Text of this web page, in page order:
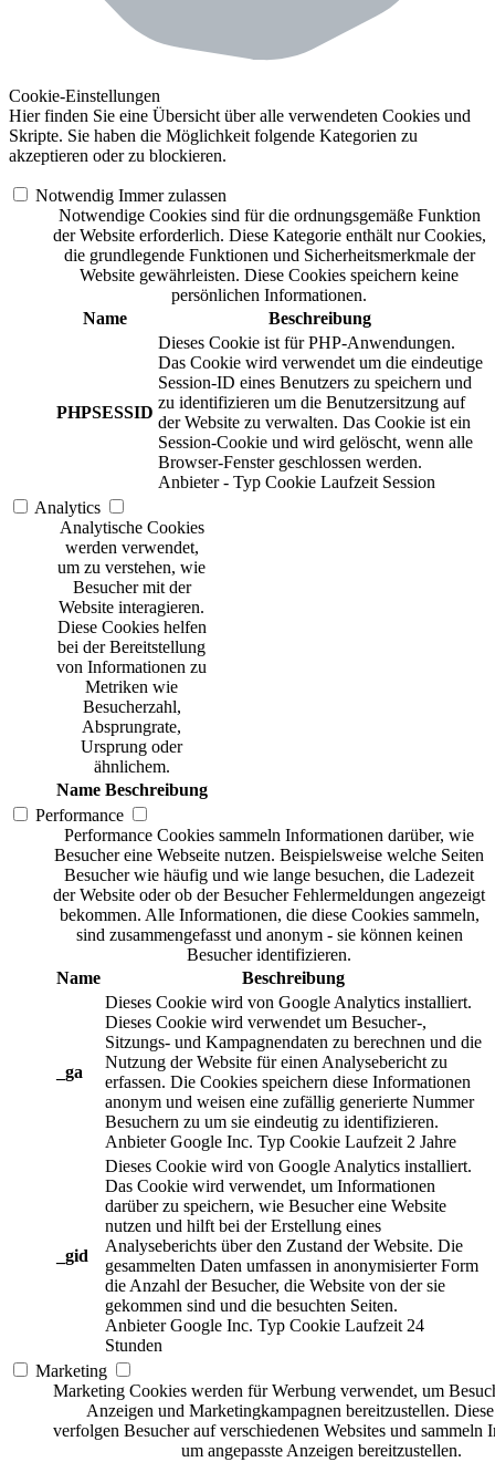
Cookie-Einstellungen
Hier finden Sie eine Übersicht über alle verwendeten Cookies und
Skripte. Sie haben die Möglichkeit folgende Kategorien zu
akzeptieren oder zu blockieren.
Notwendig Immer zulassen
Notwendige Cookies sind für die ordnungsgemäße Funktion
der Website erforderlich. Diese Kategorie enthält nur Cookies,
die grundlegende Funktionen und Sicherheitsmerkmale der
Website gewährleisten. Diese Cookies speichern keine
persönlichen Informationen.
Name
Beschreibung
PHPSESSID
Dieses Cookie ist für PHP-Anwendungen.
Das Cookie wird verwendet um die eindeutige
Session-ID eines Benutzers zu speichern und
zu identifizieren um die Benutzersitzung auf
der Website zu verwalten. Das Cookie ist ein
Session-Cookie und wird gelöscht, wenn alle
Browser-Fenster geschlossen werden.
Anbieter - Typ Cookie Laufzeit Session
Analytics
Analytische Cookies
werden verwendet,
um zu verstehen, wie
Besucher mit der
Website interagieren.
Diese Cookies helfen
bei der Bereitstellung
von Informationen zu
Metriken wie
Besucherzahl,
Absprungrate,
Ursprung oder
ähnlichem.
Name Beschreibung
Performance
Performance Cookies sammeln Informationen darüber, wie
Besucher eine Webseite nutzen. Beispielsweise welche Seiten
Besucher wie häufig und wie lange besuchen, die Ladezeit
der Website oder ob der Besucher Fehlermeldungen angezeigt
bekommen. Alle Informationen, die diese Cookies sammeln,
sind zusammengefasst und anonym - sie können keinen
Besucher identifizieren.
Name
Beschreibung
_ga
Dieses Cookie wird von Google Analytics installiert.
Dieses Cookie wird verwendet um Besucher-,
Sitzungs- und Kampagnendaten zu berechnen und die
Nutzung der Website für einen Analysebericht zu
erfassen. Die Cookies speichern diese Informationen
anonym und weisen eine zufällig generierte Nummer
Besuchern zu um sie eindeutig zu identifizieren.
Anbieter Google Inc. Typ Cookie Laufzeit 2 Jahre
_gid
Dieses Cookie wird von Google Analytics installiert.
Das Cookie wird verwendet, um Informationen
darüber zu speichern, wie Besucher eine Website
nutzen und hilft bei der Erstellung eines
Analyseberichts über den Zustand der Website. Die
gesammelten Daten umfassen in anonymisierter Form
die Anzahl der Besucher, die Website von der sie
gekommen sind und die besuchten Seiten.
Anbieter Google Inc. Typ Cookie Laufzeit 24
Stunden
Marketing
Marketing Cookies werden für Werbung verwendet, um
Anzeigen und Marketingkampagnen bereitzustellen.
verfolgen Besucher auf verschiedenen Websites und sammeln
um angepasste Anzeigen bereitzustellen.